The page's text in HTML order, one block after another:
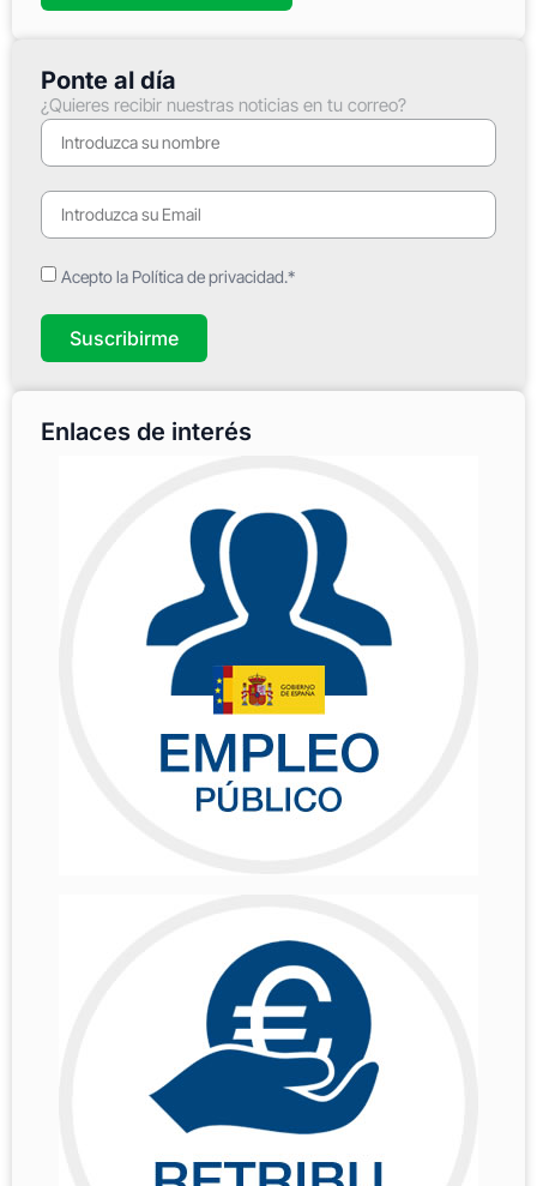
Ponte al día
¿Quieres recibir nuestras noticias en tu correo?
Acepto la Política de privacidad.*
Suscribirme
Enlaces de interés